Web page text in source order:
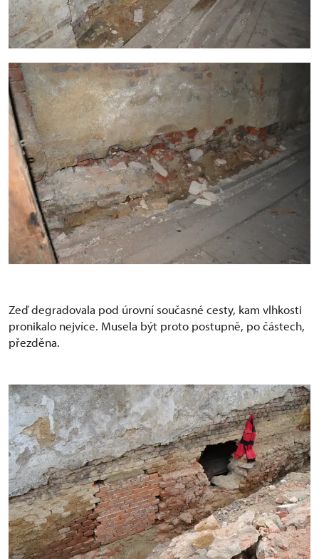
Zeď degradovala pod úrovní současné cesty, kam vlhkosti
pronikalo nejvíce. Musela být proto postupně, po částech,
přezděna.